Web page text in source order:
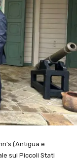
(Antigua e
sui Piccoli Stati